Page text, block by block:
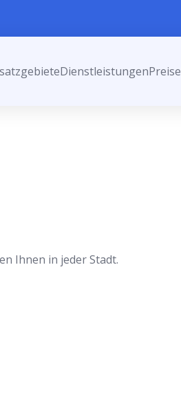
DienstleistungenPreise
Ihnen in jeder Stadt.